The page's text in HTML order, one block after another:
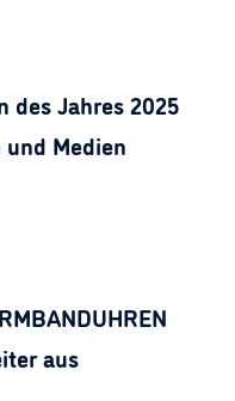
des Jahres 2025
Medien
aus